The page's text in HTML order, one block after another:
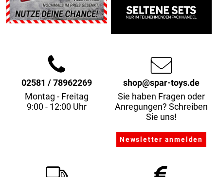
02581 / 78962269
Montag - Freitag
9:00 - 12:00 Uhr
shop@spar-toys.de
Sie haben Fragen oder
Anregungen? Schreiben
Sie uns!